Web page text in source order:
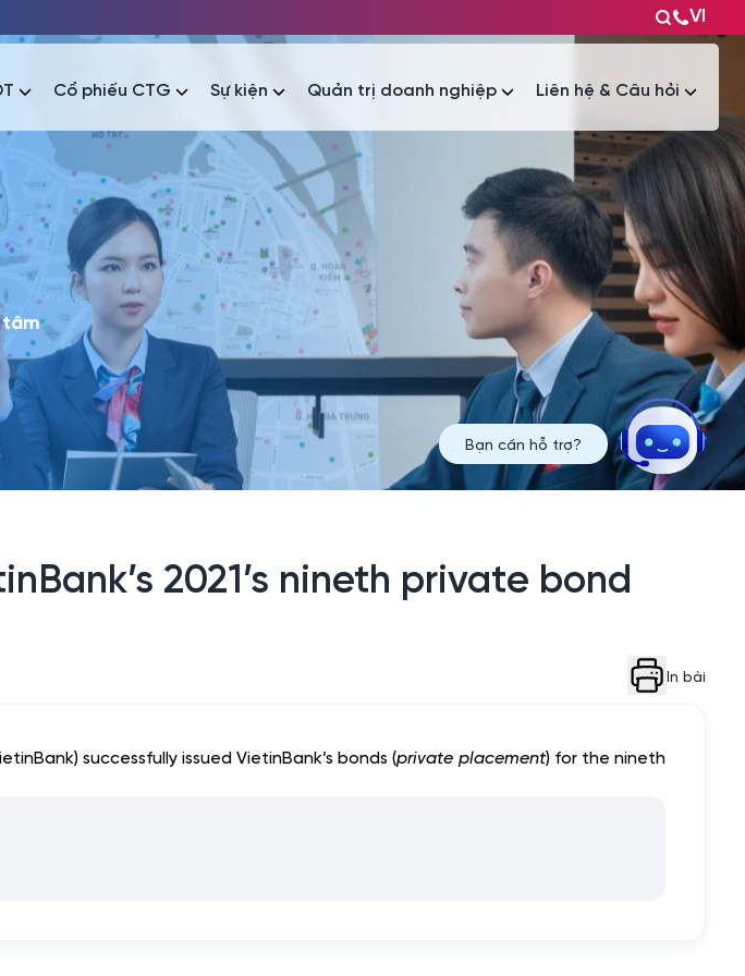
VI
Công bố thông tin Sự kiện
Cổ phiếu CTG Sự kiện Quản trị doanh nghiệp Liên hệ & Câu hỏi
Công bố thông tin Tài liệu
tâm
2021’s nineth private bond
In bài
successfully issued VietinBank’s bonds (private placement) for the nineth
Bạn cần hỗ trợ?